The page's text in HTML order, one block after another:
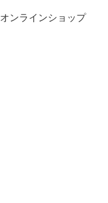
オンラインショップ